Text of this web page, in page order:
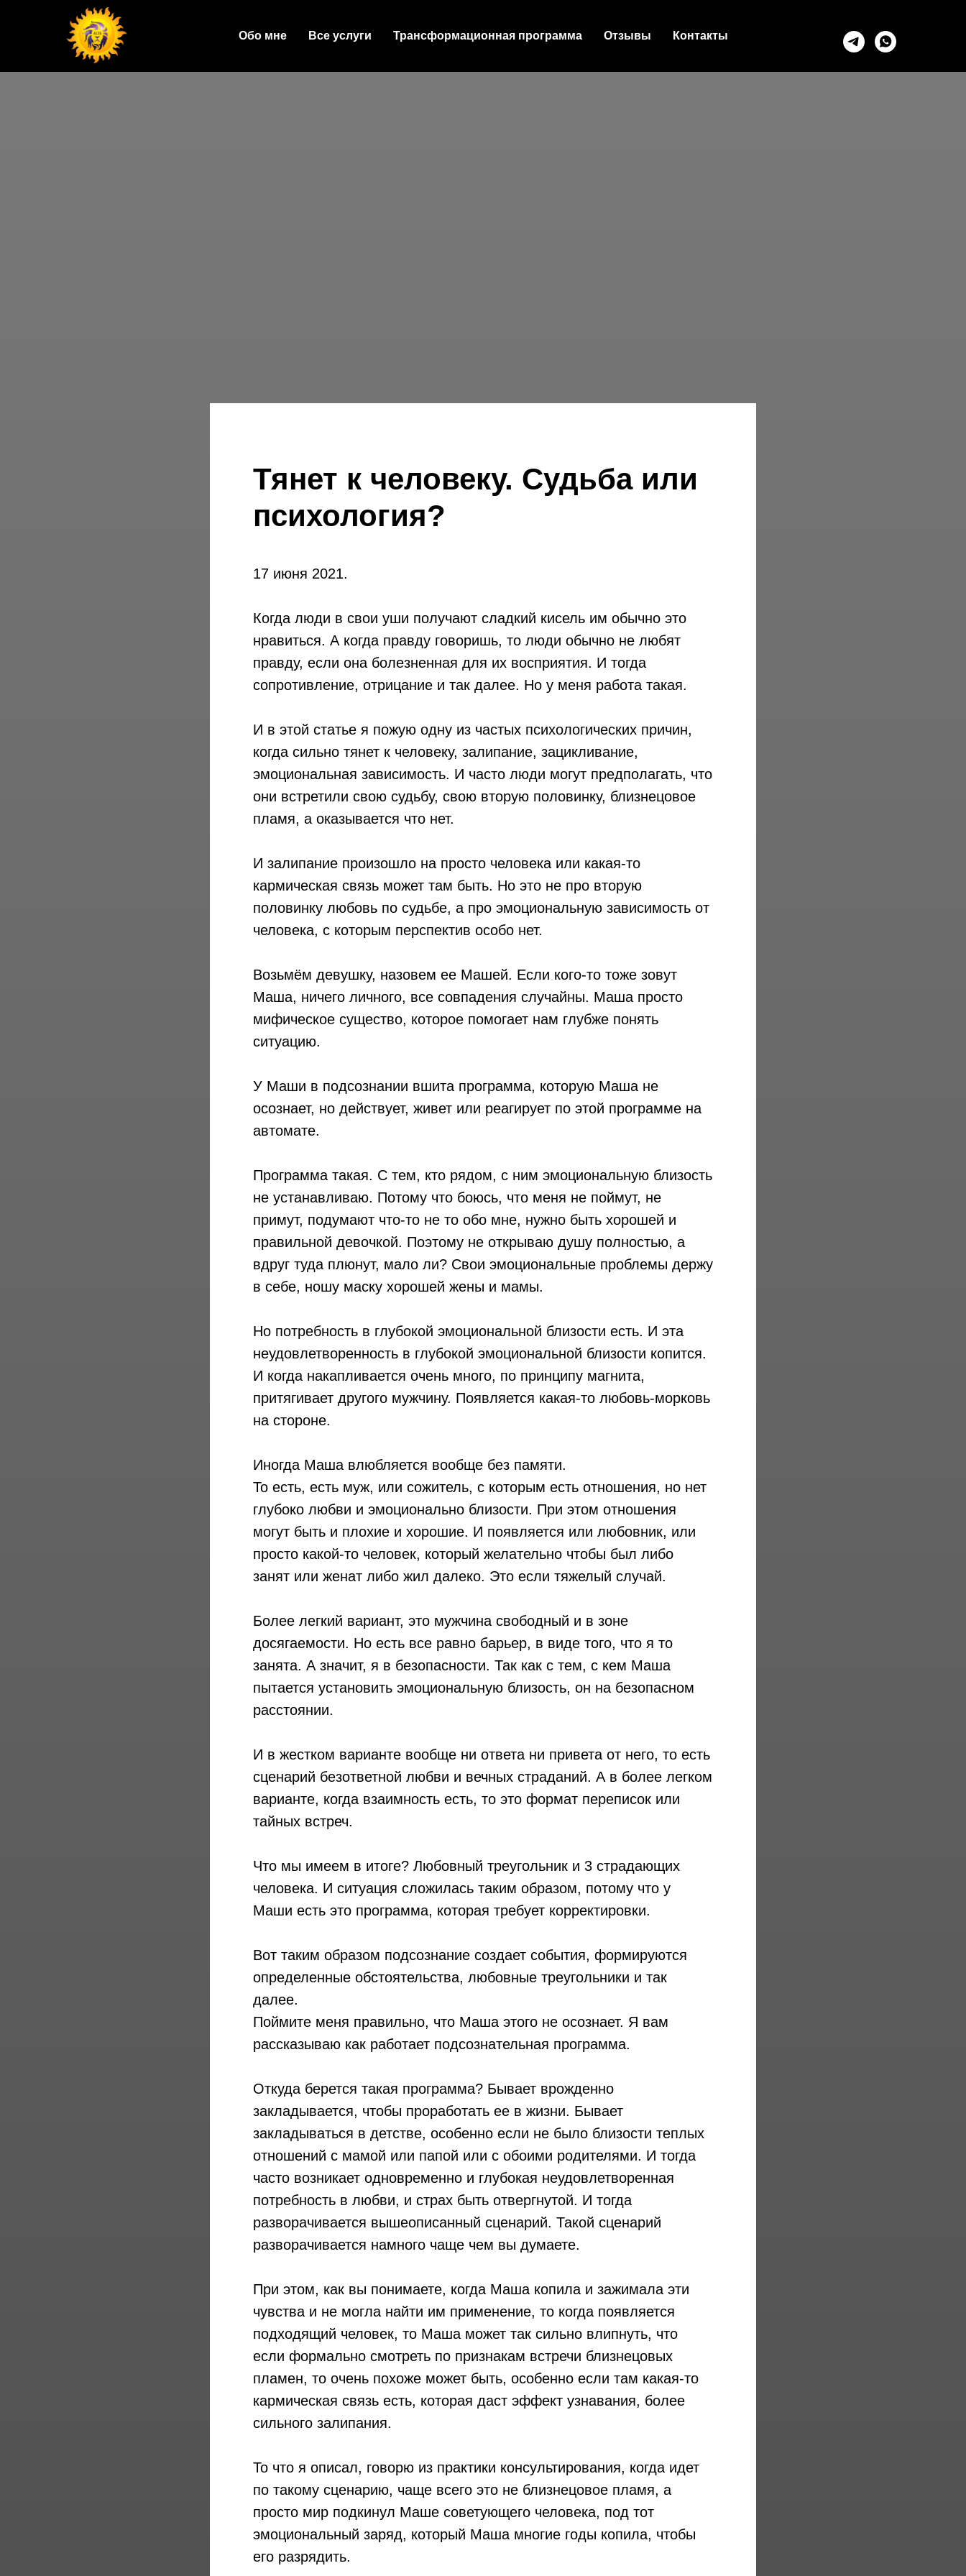
Обо мне Все услуги Трансформационная программа Отзывы Контакты
Тянет к человеку. Судьба или
психология?
17 июня 2021.
Когда люди в свои уши получают сладкий кисель им обычно это
нравиться. А когда правду говоришь, то люди обычно не любят
правду, если она болезненная для их восприятия. И тогда
сопротивление, отрицание и так далее. Но у меня работа такая.
И в этой статье я пожую одну из частых психологических причин,
когда сильно тянет к человеку, залипание, зацикливание,
эмоциональная зависимость. И часто люди могут предполагать, что
они встретили свою судьбу, свою вторую половинку, близнецовое
пламя, а оказывается что нет.
И залипание произошло на просто человека или какая-то
кармическая связь может там быть. Но это не про вторую
половинку любовь по судьбе, а про эмоциональную зависимость от
человека, с которым перспектив особо нет.
Возьмём девушку, назовем ее Машей. Если кого-то тоже зовут
Маша, ничего личного, все совпадения случайны. Маша просто
мифическое существо, которое помогает нам глубже понять
ситуацию.
У Маши в подсознании вшита программа, которую Маша не
осознает, но действует, живет или реагирует по этой программе на
автомате.
Программа такая. С тем, кто рядом, с ним эмоциональную близость
не устанавливаю. Потому что боюсь, что меня не поймут, не
примут, подумают что-то не то обо мне, нужно быть хорошей и
правильной девочкой. Поэтому не открываю душу полностью, а
вдруг туда плюнут, мало ли? Свои эмоциональные проблемы держу
в себе, ношу маску хорошей жены и мамы.
Но потребность в глубокой эмоциональной близости есть. И эта
неудовлетворенность в глубокой эмоциональной близости копится.
И когда накапливается очень много, по принципу магнита,
притягивает другого мужчину. Появляется какая-то любовь-морковь
на стороне.
Иногда Маша влюбляется вообще без памяти.
То есть, есть муж, или сожитель, с которым есть отношения, но нет
глубоко любви и эмоционально близости. При этом отношения
могут быть и плохие и хорошие. И появляется или любовник, или
просто какой-то человек, который желательно чтобы был либо
занят или женат либо жил далеко. Это если тяжелый случай.
Более легкий вариант, это мужчина свободный и в зоне
досягаемости. Но есть все равно барьер, в виде того, что я то
занята. А значит, я в безопасности. Так как с тем, с кем Маша
пытается установить эмоциональную близость, он на безопасном
расстоянии.
И в жестком варианте вообще ни ответа ни привета от него, то есть
сценарий безответной любви и вечных страданий. А в более легком
варианте, когда взаимность есть, то это формат переписок или
тайных встреч.
Что мы имеем в итоге? Любовный треугольник и 3 страдающих
человека. И ситуация сложилась таким образом, потому что у
Маши есть это программа, которая требует корректировки.
Вот таким образом подсознание создает события, формируются
определенные обстоятельства, любовные треугольники и так
далее.
Поймите меня правильно, что Маша этого не осознает. Я вам
рассказываю как работает подсознательная программа.
Откуда берется такая программа? Бывает врожденно
закладывается, чтобы проработать ее в жизни. Бывает
закладываться в детстве, особенно если не было близости теплых
отношений с мамой или папой или с обоими родителями. И тогда
часто возникает одновременно и глубокая неудовлетворенная
потребность в любви, и страх быть отвергнутой. И тогда
разворачивается вышеописанный сценарий. Такой сценарий
разворачивается намного чаще чем вы думаете.
При этом, как вы понимаете, когда Маша копила и зажимала эти
чувства и не могла найти им применение, то когда появляется
подходящий человек, то Маша может так сильно влипнуть, что
если формально смотреть по признакам встречи близнецовых
пламен, то очень похоже может быть, особенно если там какая-то
кармическая связь есть, которая даст эффект узнавания, более
сильного залипания.
То что я описал, говорю из практики консультирования, когда идет
по такому сценарию, чаще всего это не близнецовое пламя, а
просто мир подкинул Маше советующего человека, под тот
эмоциональный заряд, который Маша многие годы копила, чтобы
его разрядить.